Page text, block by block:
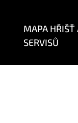
MAPA HŘIŠŤ
SERVISŮ